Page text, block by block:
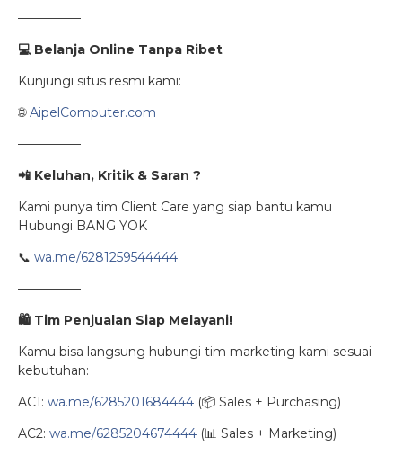
—————
💻Belanja Online Tanpa Ribet
Kunjungi situs resmi kami:
🌐AipelComputer.com
—————
📲 Keluhan, Kritik & Saran ?
Kami punya tim Client Care yang siap bantu kamu
Hubungi BANG YOK
📞 wa.me/6281259544444
—————
🛍 ️ Tim Penjualan Siap Melayani!
Kamu bisa langsung hubungi tim marketing kami sesuai
kebutuhan:
AC1: wa.me/6285201684444 (📦 Sales + Purchasing)
AC2: wa.me/6285204674444 (📊 Sales + Marketing)